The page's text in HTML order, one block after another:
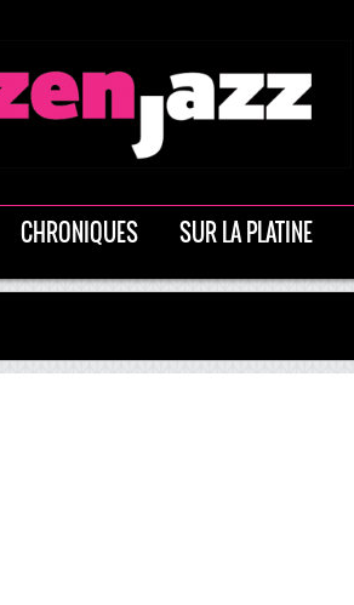
CHRONIQUES SUR LA PLATINE